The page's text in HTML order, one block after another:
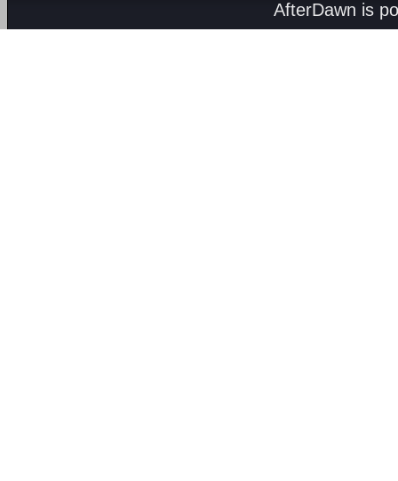
AfterDawn is